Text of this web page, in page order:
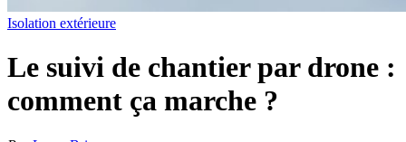
Isolation extérieure
Le suivi de chantier par drone :
comment ça marche ?